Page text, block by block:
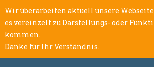
Wir überarbeiten aktuell unsere
es vereinzelt zu Darstellungs- oder
kommen.
Danke für Ihr Verständnis.